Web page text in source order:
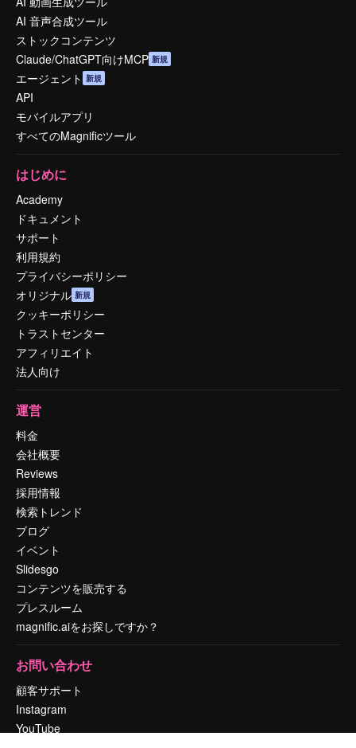
AI 音声合成ツール
ストックコンテンツ
Claude/ChatGPT向けMCP 新規
エージェント 新規
API
モバイルアプリ
すべてのMagnificツール
はじめに
Academy
ドキュメント
サポート
利用規約
プライバシーポリシー
オリジナル 新規
クッキーポリシー
トラストセンター
アフィリエイト
法人向け
運営
料金
会社概要
Reviews
採用情報
検索トレンド
ブログ
イベント
Slidesgo
コンテンツを販売する
プレスルーム
magnific.aiをお探しですか？
お問い合わせ
顧客サポート
Instagram
YouTube